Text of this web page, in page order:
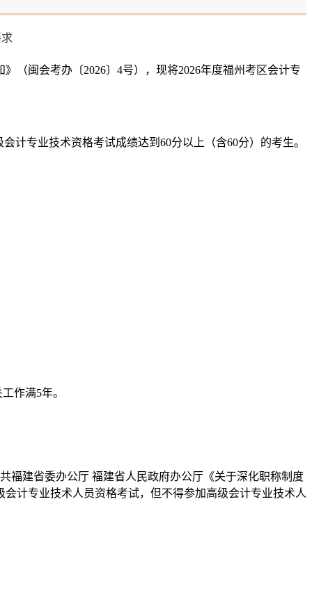
（闽会考办〔2026〕4号），现将2026年度福州考区会计专
计专业技术资格考试成绩达到60分以上（含60分）的考生。
作满5年。
福建省委办公厅 福建省人民政府办公厅《关于深化职称制度
计专业技术人员资格考试，但不得参加高级会计专业技术人